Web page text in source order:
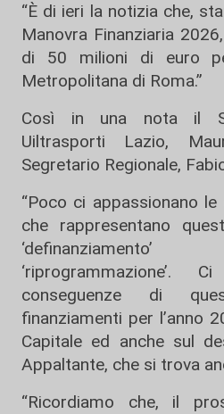
“È di ieri la notizia che,
Manovra Finanziaria
di 50 milioni di euro
Metropolitana di Roma.”
Così in una nota il
Uiltrasporti Lazio,
Segretario Regionale,
“Poco ci appassionano
che rappresentano
‘riprogrammazione’.
conseguenze di
finanziamenti per l’anno
Capitale ed anche sul
Appaltante, che si trova
“Ricordiamo che, il